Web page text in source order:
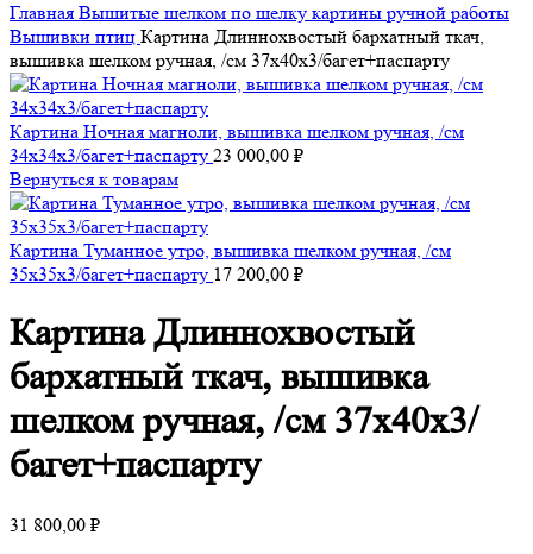
Главная Вышитые шелком по шелку картины ручной работы
Вышивки птиц Картина Длиннохвостый бархатный ткач,
вышивка шелком ручная, /см 37х40х3/багет+паспарту
Картина Ночная магноли, вышивка шелком ручная, /см
34х34х3/багет+паспарту 23 000,00 ₽
Вернуться к товарам
Картина Туманное утро, вышивка шелком ручная, /см
35х35х3/багет+паспарту 17 200,00 ₽
Картина Длиннохвостый
бархатный ткач, вышивка
шелком ручная, /см 37х40х3/
багет+паспарту
31 800,00 ₽